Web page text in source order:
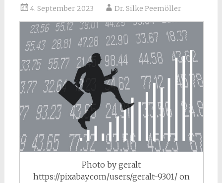
4. September 2023 Dr. Silke Peemöller
Photo by geralt
https://pixabay.com/users/geralt-9301/ on